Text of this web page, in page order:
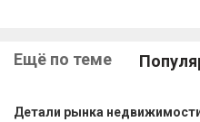
Ещё по теме
Детали рынка